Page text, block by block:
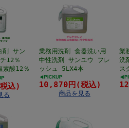
剤 サン
12％
素酸12％
込)
る
業務用洗剤 食器洗い用
中性洗剤 サンユウ フレ
ッシュ 5LX4本
10,870円(税込)
商品を見る
業
洗
ス